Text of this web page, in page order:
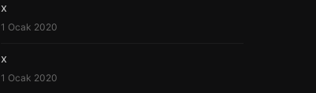
x
1 Ocak 2020
x
1 Ocak 2020